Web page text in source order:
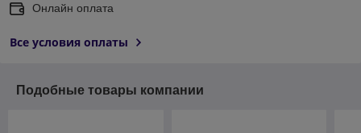
Онлайн оплата
Все условия оплаты
Подобные товары компании